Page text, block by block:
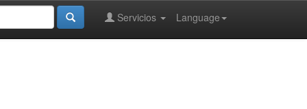
Language
Servicios